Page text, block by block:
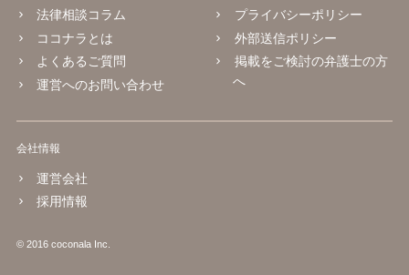
法律相談コラム
ココナラとは
よくあるご質問
運営へのお問い合わせ
プライバシーポリシー
外部送信ポリシー
掲載をご検討の弁護士の方
へ
会社情報
運営会社
採用情報
© 2016 coconala Inc.